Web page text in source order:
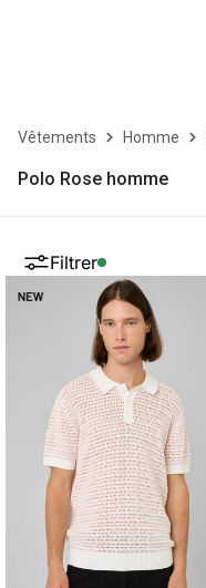
Vêtements Homme
Polo Rose homme
Filtrer